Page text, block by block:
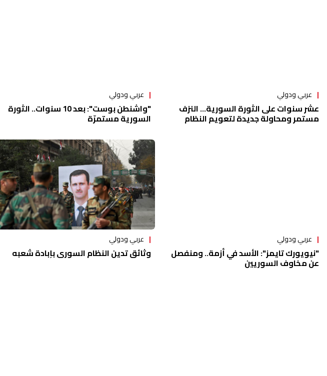
عربي ودولي
عشر سنوات على الثورة السورية... النزف
مستمر ومحاولة جديدة لتعويم النظام
عربي ودولي
"واشنطن بوست": بعد 10 سنوات.. الثورة
السورية مستمرّة
عربي ودولي
"نيويورك تايمز": الأسد في أزمة.. ومنفصل
عن مخاوف السوريين
عربي ودولي
وثائق تدين النظام السوري بإبادة شعبه